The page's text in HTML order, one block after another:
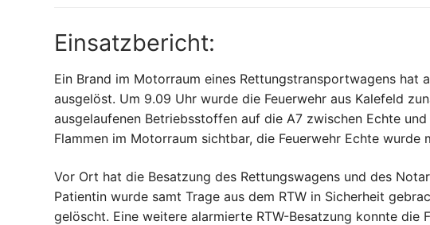
Einsatzbericht:
Ein Brand im Motorraum eines Rettungstransportwagens hat
ausgelöst. Um 9.09 Uhr wurde die Feuerwehr aus Kalefeld
ausgelaufenen Betriebsstoffen auf die A7 zwischen Echte
Flammen im Motorraum sichtbar, die Feuerwehr Echte wurde
Vor Ort hat die Besatzung des Rettungswagens und des
Patientin wurde samt Trage aus dem RTW in Sicherheit
gelöscht. Eine weitere alarmierte RTW-Besatzung konnte die